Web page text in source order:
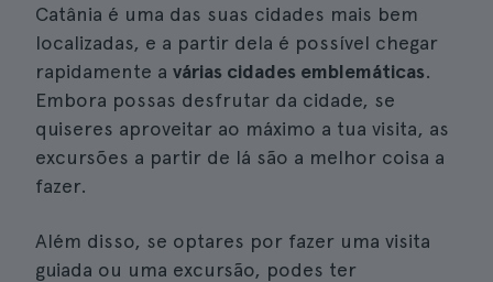
Catânia é uma das suas cidades mais bem
localizadas, e a partir dela é possível chegar
rapidamente a várias cidades emblemáticas.
Embora possas desfrutar da cidade, se
quiseres aproveitar ao máximo a tua visita, as
excursões a partir de lá são a melhor coisa a
fazer.
Além disso, se optares por fazer uma visita
guiada ou uma excursão, podes ter